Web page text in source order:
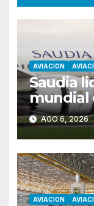
AVIACION
Saudia
mundial
Cirium
AGO 6, 2026
AVIACION